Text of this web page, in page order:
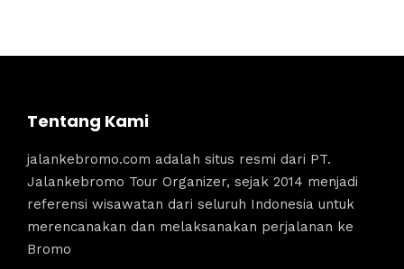
Tentang Kami
jalankebromo.com adalah situs resmi dari PT.
Jalankebromo Tour Organizer, sejak 2014 menjadi
referensi wisawatan dari seluruh Indonesia untuk
merencanakan dan melaksanakan perjalanan ke
Bromo